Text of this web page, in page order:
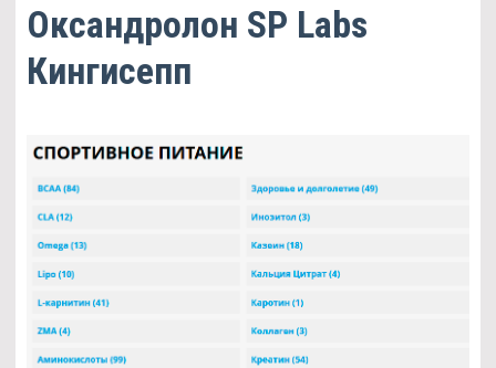
Оксандролон SP Labs
Кингисепп